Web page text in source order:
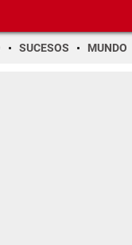
SUCESOS MUNDO